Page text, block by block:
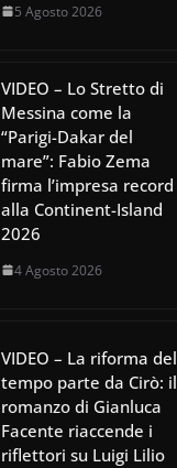
5 Agosto 2026
VIDEO – Lo Stretto di
Messina come la
“Parigi-Dakar del
mare”: Fabio Zema
firma l’impresa record
alla Continent-Island
2026
4 Agosto 2026
VIDEO – La riforma del
tempo parte da Cirò: il
romanzo di Gianluca
Facente riaccende i
riflettori su Luigi Lilio